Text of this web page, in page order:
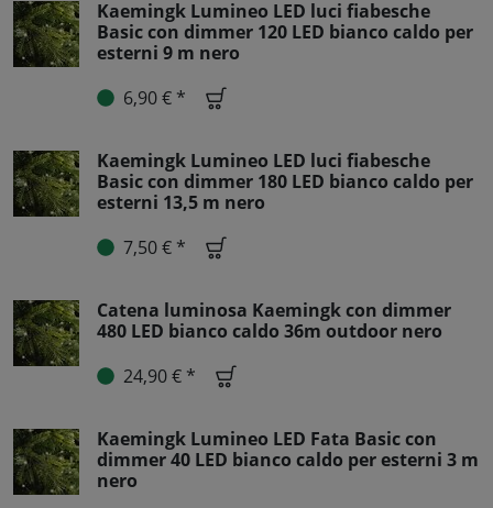
Kaemingk Lumineo LED luci fiabesche
Basic con dimmer 120 LED bianco caldo per
esterni 9 m nero
6,90 € *
Kaemingk Lumineo LED luci fiabesche
Basic con dimmer 180 LED bianco caldo per
esterni 13,5 m nero
7,50 € *
Catena luminosa Kaemingk con dimmer
480 LED bianco caldo 36m outdoor nero
24,90 € *
Kaemingk Lumineo LED Fata Basic con
dimmer 40 LED bianco caldo per esterni 3 m
nero